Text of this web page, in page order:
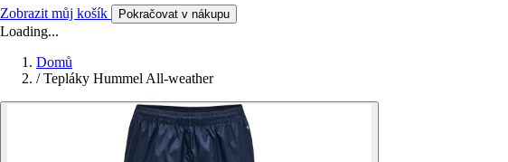
Zobrazit můj košík Pokračovat v nákupu
Loading...
Domů
/ Tepláky Hummel All-weather